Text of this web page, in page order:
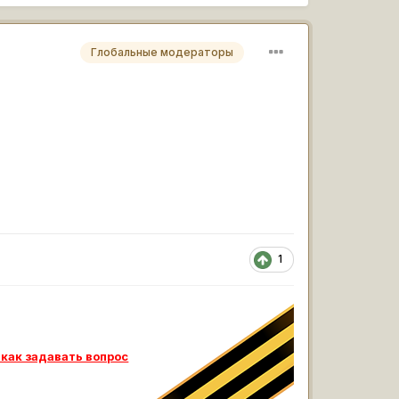
Глобальные модераторы
1
задавать вопрос